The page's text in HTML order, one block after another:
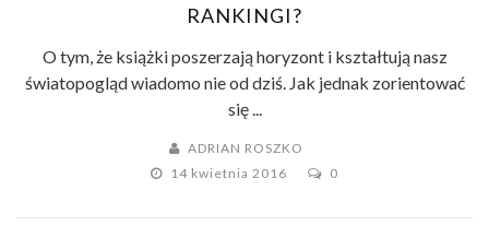
RANKINGI?
O tym, że książki poszerzają horyzont i kształtują nasz
światopogląd wiadomo nie od dziś. Jak jednak zorientować
się ...
ADRIAN ROSZKO
14 kwietnia 2016
0